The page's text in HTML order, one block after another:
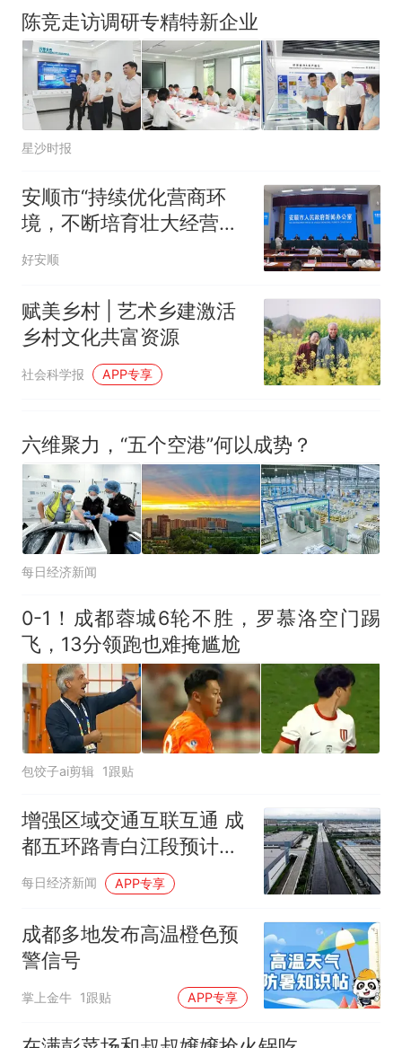
全部作废，公平么？
陈竞走访调研专精特新企业
星沙时报
安顺市“持续优化营商环
境，不断培育壮大经营主
体”工作成效新闻发布会召
好安顺
赋美乡村 | 艺术乡建激活
乡村文化共富资源
社会科学报 APP专享
六维聚力，“五个空港”何以成势？
每日经济新闻
0-1！成都蓉城6轮不胜，罗慕洛空门踢
飞，13分领跑也难掩尴尬
包饺子ai剪辑 1跟贴
增强区域交通互联互通 成
都五环路青白江段预计年
底完工
每日经济新闻 APP专享
成都多地发布高温橙色预
警信号
掌上金牛 1跟贴 APP专享